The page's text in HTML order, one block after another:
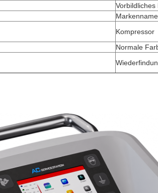
Vorbildliches
Markenname
Kompressor
Normale